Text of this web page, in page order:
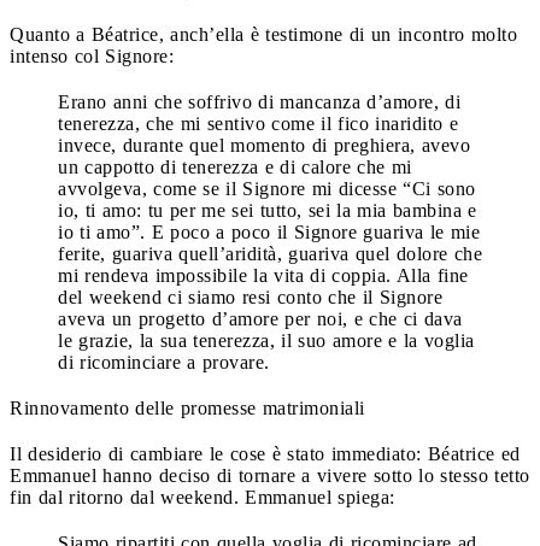
Quanto a Béatrice, anch’ella è testimone di un incontro molto
intenso col Signore:
Erano anni che soffrivo di mancanza d’amore, di
tenerezza, che mi sentivo come il fico inaridito e
invece, durante quel momento di preghiera, avevo
un cappotto di tenerezza e di calore che mi
avvolgeva, come se il Signore mi dicesse “Ci sono
io, ti amo: tu per me sei tutto, sei la mia bambina e
io ti amo”. E poco a poco il Signore guariva le mie
ferite, guariva quell’aridità, guariva quel dolore che
mi rendeva impossibile la vita di coppia. Alla fine
del weekend ci siamo resi conto che il Signore
aveva un progetto d’amore per noi, e che ci dava
le grazie, la sua tenerezza, il suo amore e la voglia
di ricominciare a provare.
Rinnovamento delle promesse matrimoniali
Il desiderio di cambiare le cose è stato immediato: Béatrice ed
Emmanuel hanno deciso di tornare a vivere sotto lo stesso tetto
fin dal ritorno dal weekend. Emmanuel spiega: